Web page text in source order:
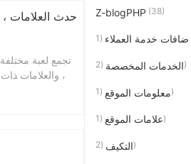
تجمع لعبة
ت، والعلامات
Z-blogPHP (38)
إضافات خدمة العملاء
الخدمات المخصصة(2)
معلومات الموقع(1)
علامات الموقع(1)
التكيف(2)